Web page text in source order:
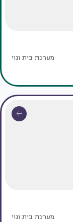
מערכת בית ונוי
מערכת בית ונוי